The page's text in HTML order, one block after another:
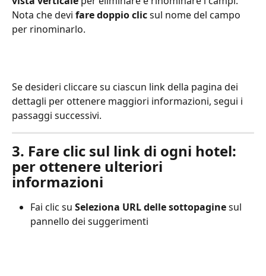
Nota che devi fare doppio clic sul nome del campo
per rinominarlo.
Se desideri cliccare su ciascun link della pagina dei
dettagli per ottenere maggiori informazioni, segui i
passaggi successivi.
3. Fare clic sul link di ogni hotel:
per ottenere ulteriori
informazioni
Fai clic su Seleziona URL delle sottopagine sul
pannello dei suggerimenti